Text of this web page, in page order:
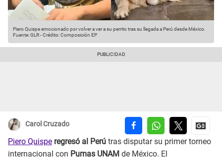
Piero Quispe emocionado por volver a ver a su perrito tras su llegada a Perú desde México.
Fuente: GLR-Crédito: Composición EP
Carol Cruzado
Piero Quispe regresó al Perú tras disputar su primer torneo
internacional con Pumas UNAM de México. El